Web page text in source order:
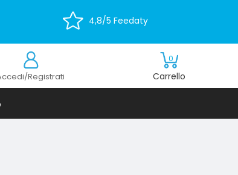
4,8/5 Feedaty
Registrati
0
Carrello